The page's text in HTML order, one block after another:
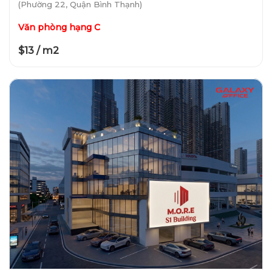
(Phường 22, Quận Bình Thạnh)
Văn phòng hạng C
$13 / m2